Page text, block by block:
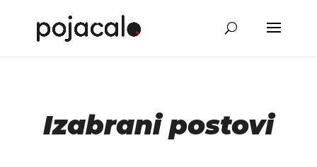
Izabrani postovi